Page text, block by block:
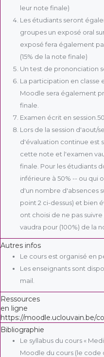
leur note finale)
Les étudiants seront
groupes un exposé oral
exposé fera également
(15% de la note finale)
Un test de prononciation
La participation en classe
Moodle sera également
finale.
Examen écrit en
Lors de la session d'aout/
d'évaluation continue est
cette note et l'examen
finale. Pour les étudiants
inférieure à 50% -- ou qui
d'un nombre d'absences
point 2 ci-dessus) et bien
ont choisi de ne pas
vaudra pour (100%) de la
Autres infos
Le cours est organisé en
Les enseignants sont
mail.
Ressources
en ligne
https://moodle.uclouvain.be/
Bibliographie
Le syllabus du cours «
Moodle du cours (le code